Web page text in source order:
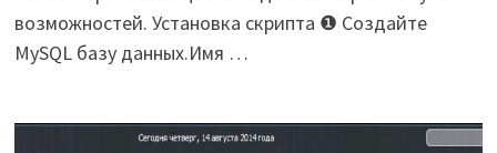
возможностей. Установка скрипта ❶ Создайте
MySQL базу данных.Имя …